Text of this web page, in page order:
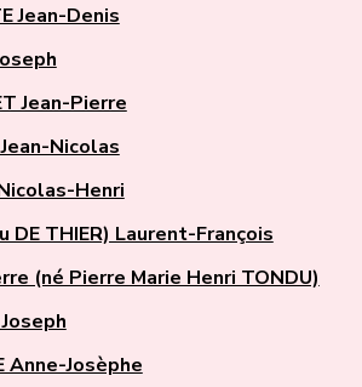
Jean-Denis
Jean-Pierre
Nicolas
Henri
DE THIER) Laurent-François
(né Pierre Marie Henri TONDU)
Anne-Josèphe